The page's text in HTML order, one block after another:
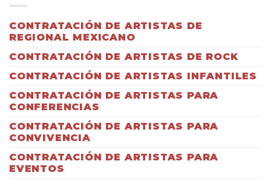
CONTRATACIÓN DE ARTISTAS DE
REGIONAL MEXICANO
CONTRATACIÓN DE ARTISTAS DE ROCK
CONTRATACIÓN DE ARTISTAS INFANTILES
CONTRATACIÓN DE ARTISTAS PARA
CONFERENCIAS
CONTRATACIÓN DE ARTISTAS PARA
CONVIVENCIA
CONTRATACIÓN DE ARTISTAS PARA
EVENTOS